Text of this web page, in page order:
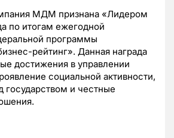
МДМ признана «Лидером
по итогам ежегодной
программы
рейтинг». Данная награда
достижения в управлении
социальной активности,
государством и честные